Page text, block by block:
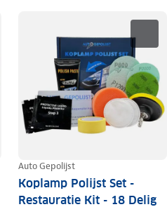
Auto Gepolijst
Koplamp Polijst Set -
Restauratie Kit - 18 Delig